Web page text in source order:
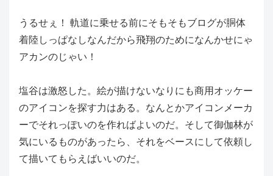
うるせぇ！ 軌道に乗せる前にそもそもブログが胴体
着陸しっぱなしなんだから飛翔のためになんかせにゃ
アカンのじゃい！
塩谷は激怒した。絵が描けないなりにも商用オッケー
のアイコンを探す力はある。なんとかアイコンメーカ
ーでそれっぽいのを作ればよいのだ。そして御伽林が
気にいるものがあったら、それをベースにして依頼し
て描いてもらえばいいのだ。